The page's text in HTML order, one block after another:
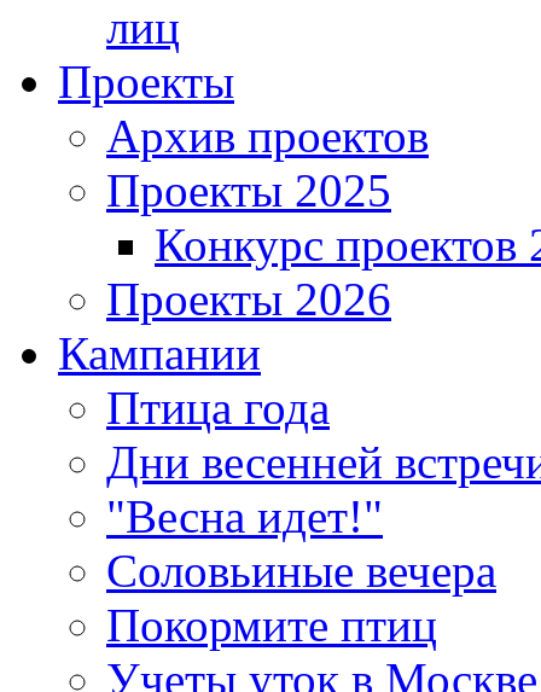
лиц
Проекты
Архив проектов
Проекты 2025
Конкурс проектов
Проекты 2026
Кампании
Птица года
Дни весенней
"Весна идет!"
Соловьиные вечера
Покормите птиц
Учеты уток в